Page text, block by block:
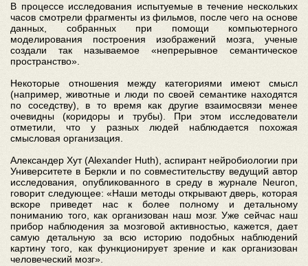
В процессе исследования испытуемые в течение нескольких
часов смотрели фрагменты из фильмов, после чего на основе
данных, собранных при помощи компьютерного
моделирования построения изображений мозга, ученые
создали так называемое «непрерывное семантическое
пространство».
Некоторые отношения между категориями имеют смысл
(например, животные и люди по своей семантике находятся
по соседству), в то время как другие взаимосвязи менее
очевидны (коридоры и трубы). При этом исследователи
отметили, что у разных людей наблюдается похожая
смысловая организация.
Александер Хут (Alexander Huth), аспирант нейробиологии при
Университете в Беркли и по совместительству ведущий автор
исследования, опубликованного в среду в журнале Neuron,
говорит следующее: «Наши методы открывают дверь, которая
вскоре приведет нас к более полному и детальному
пониманию того, как организован наш мозг. Уже сейчас наш
прибор наблюдения за мозговой активностью, кажется, дает
самую детальную за всю историю подобных наблюдений
картину того, как функционирует зрение и как организован
человеческий мозг».